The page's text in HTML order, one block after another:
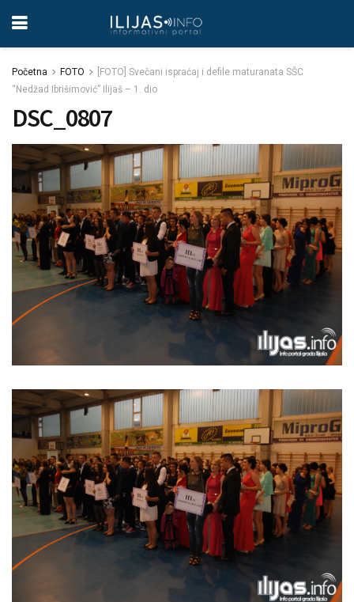
Početna FOTO
[FOTO] Svečani ispraćaj i defile maturanata SŠC
“Nedžad Ibrišimović” Ilijaš – 1. dio
DSC_0807